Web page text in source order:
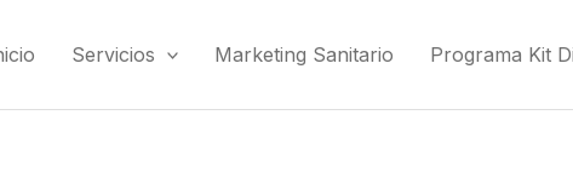
Servicios Marketing Sanitario Programa Kit